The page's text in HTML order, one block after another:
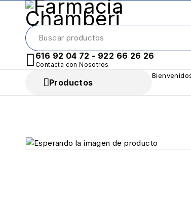
616 92 04 72 - 922 66 26 26
Contacta con Nosotros
Productos